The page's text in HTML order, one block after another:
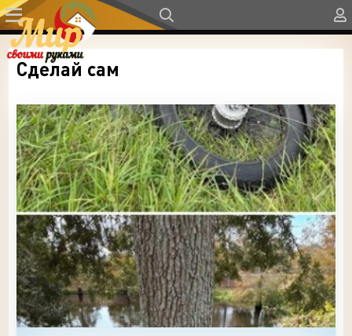
Сделай сам